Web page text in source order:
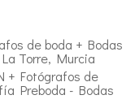
de boda + Bodas
Torre, Murcia
+ Fotógrafos de
Preboda - Bodas